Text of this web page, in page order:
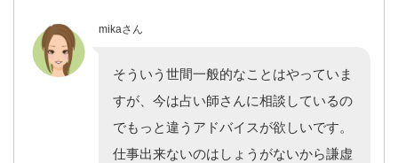
mikaさん
そういう世間一般的なことはやっていま
すが、今は占い師さんに相談しているの
でもっと違うアドバイスが欲しいです。
仕事出来ないのはしょうがないから謙虚